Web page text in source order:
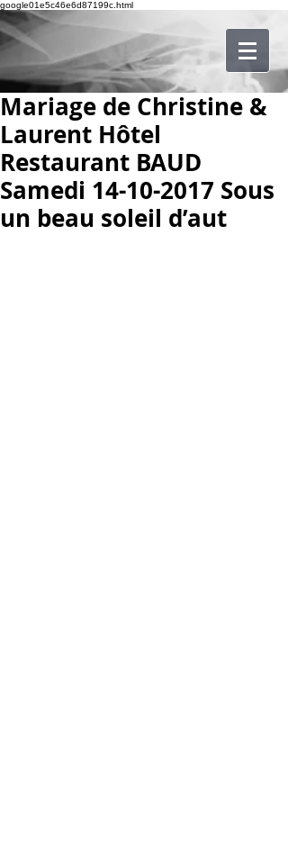
google01e5c46e6d87199c.html
Mariage de Christine &
Laurent Hôtel
Restaurant BAUD
Samedi 14-10-2017 Sous
un beau soleil d’aut